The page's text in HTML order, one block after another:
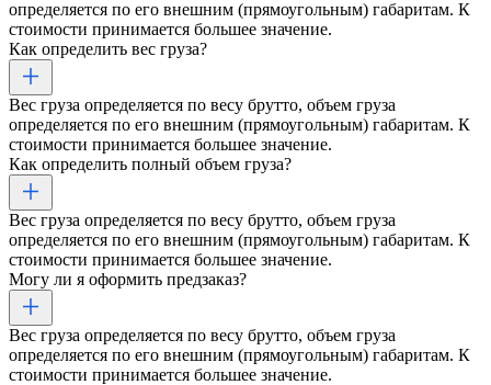
определяется по его внешним (прямоугольным) габаритам. К
стоимости принимается большее значение.
Как определить вес груза?
Вес груза определяется по весу брутто, объем груза
определяется по его внешним (прямоугольным) габаритам. К
стоимости принимается большее значение.
Как определить полный объем груза?
Вес груза определяется по весу брутто, объем груза
определяется по его внешним (прямоугольным) габаритам. К
стоимости принимается большее значение.
Могу ли я оформить предзаказ?
Вес груза определяется по весу брутто, объем груза
определяется по его внешним (прямоугольным) габаритам. К
стоимости принимается большее значение.